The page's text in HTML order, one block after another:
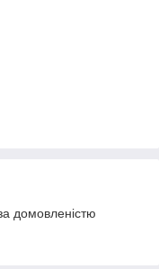
домовленістю